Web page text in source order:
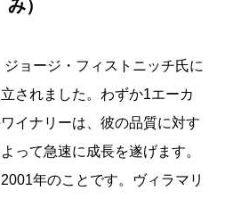
み）
ョージ・フィストニッチ氏に
されました。わずか1エーカ
イナリーは、彼の品質に対す
って急速に成長を遂げます。
年のことです。ヴィラマリ